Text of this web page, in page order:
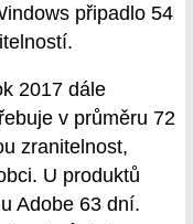
připadlo 54
2017 dále
v průměru 72
zranitelnost,
U produktů
Adobe 63 dní.